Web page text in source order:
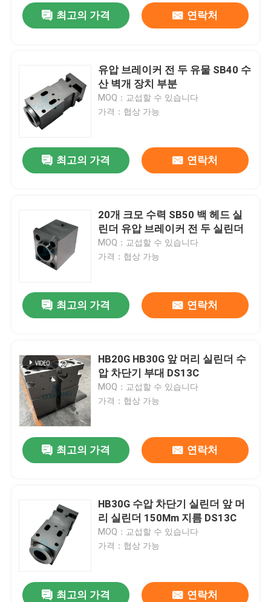
최고의 가격 연락처
유압 브레이커 전 두 유물 SB40 수
산 벽개 장치 부분
MOQ：교섭할 수 있습니다
가격：협상 가능
최고의 가격 연락처
20개 크모 수력 SB50 백 헤드 실
린더 유압 브레이커 전 두 실린더
MOQ：교섭할 수 있습니다
가격：협상 가능
최고의 가격 연락처
HB20G HB30G 앞 머리 실린더 수
압 차단기 부대 DS13C
MOQ：교섭할 수 있습니다
가격：협상 가능
최고의 가격 연락처
HB30G 수압 차단기 실린더 앞 머
리 실린더 150Mm 지름 DS13C
MOQ：교섭할 수 있습니다
가격：협상 가능
최고의 가격 연락처